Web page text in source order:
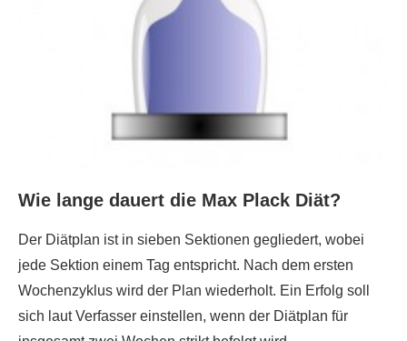
Wie lange dauert die Max Plack Diät?
Der Diätplan ist in sieben Sektionen gegliedert, wobei
jede Sektion einem Tag entspricht. Nach dem ersten
Wochenzyklus wird der Plan wiederholt. Ein Erfolg soll
sich laut Verfasser einstellen, wenn der Diätplan für